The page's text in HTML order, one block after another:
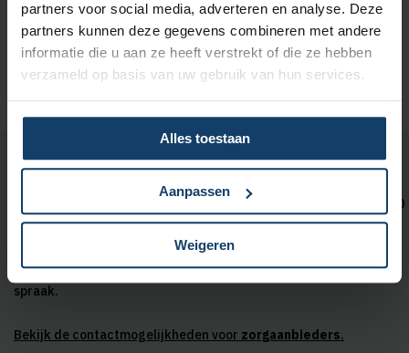
partners voor social media, adverteren en analyse. Deze
partners kunnen deze gegevens combineren met andere
informatie die u aan ze heeft verstrekt of die ze hebben
verzameld op basis van uw gebruik van hun services.
Alles toestaan
Aanpassen
Weigeren
Wij zijn bereikbaar op maandag t/m vrijdag tussen 08:00 en 18:00
uur.
MetKPN Teletolkkun je ons bereikenin gebarentaal, tekst of
spraak.
Bekijk de contactmogelijkheden voor zorgaanbieders.